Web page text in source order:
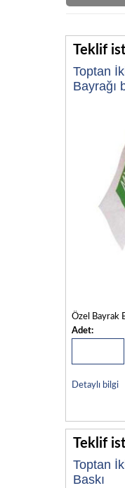
Teklif
Toptan
Bayrağı
Özel Bayrak
Adet:
Detaylı bilgi
Teklif
Toptan
Baskı